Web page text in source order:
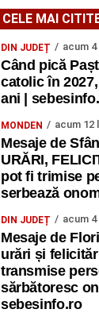
CELE MAI
DIN JUDEȚ acum 4
Când pică
catolic în
ani |
MONDEN acum 12
Mesaje de
URĂRI,
pot fi trimise
serbează
DIN JUDEȚ acum 4
Mesaje de
urări și
transmise
sărbătoresc
sebesinfo.ro